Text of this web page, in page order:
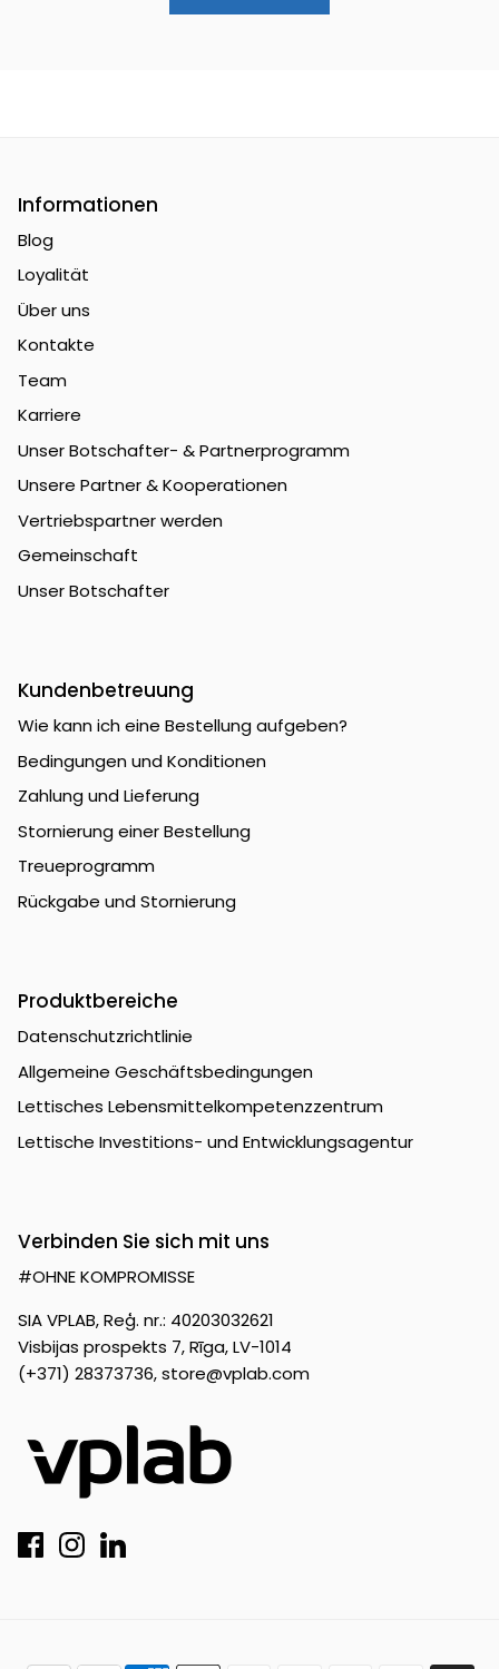
Informationen
Blog
Loyalität
Über uns
Kontakte
Team
Karriere
Unser Botschafter- & Partnerprogramm
Unsere Partner & Kooperationen
Vertriebspartner werden
Gemeinschaft
Unser Botschafter
Kundenbetreuung
Wie kann ich eine Bestellung aufgeben?
Bedingungen und Konditionen
Zahlung und Lieferung
Stornierung einer Bestellung
Treueprogramm
Rückgabe und Stornierung
Produktbereiche
Datenschutzrichtlinie
Allgemeine Geschäftsbedingungen
Lettisches Lebensmittelkompetenzzentrum
Lettische Investitions- und Entwicklungsagentur
Verbinden Sie sich mit uns
#OHNE KOMPROMISSE
SIA VPLAB, Reģ. nr.: 40203032621
Visbijas prospekts 7, Rīga, LV-1014
(+371) 28373736,store@vplab.com